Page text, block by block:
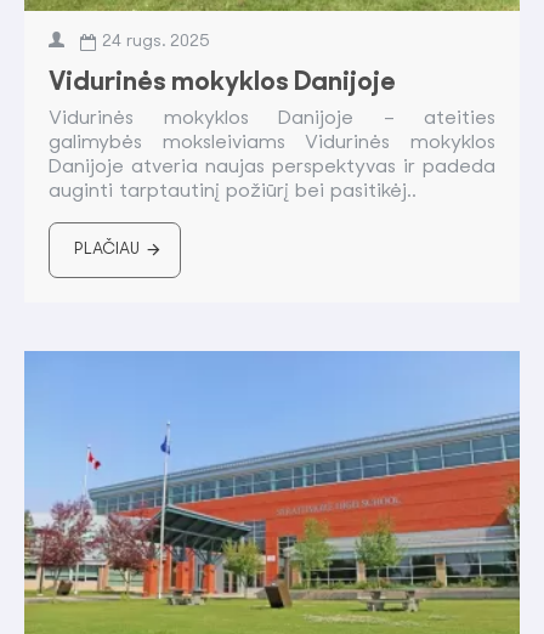
24 rugs. 2025
Vidurinės mokyklos Danijoje
Vidurinės mokyklos Danijoje – ateities
galimybės moksleiviams Vidurinės mokyklos
Danijoje atveria naujas perspektyvas ir padeda
auginti tarptautinį požiūrį bei pasitikėj..
PLAČIAU